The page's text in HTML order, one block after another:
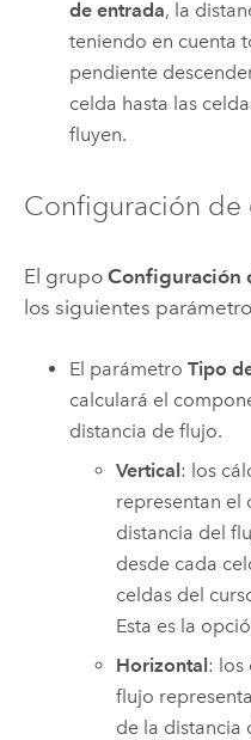
de entrada, la
teniendo en cuenta
pendiente
celda hasta las
fluyen.
Configuración
El grupo Configuración
los siguientes
El parámetroTipo
calculará el
distancia de flujo.
Vertical: los
representan el
distancia del
desde cada
celdas del
Esta es la
Horizontal: los
flujo
de la distancia